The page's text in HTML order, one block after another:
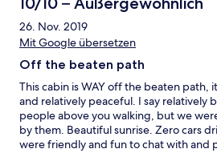
26. Nov. 2019
Mit Google übersetzen
Off the beaten path
This cabin is WAY off the beaten path,
and relatively peaceful. I say relatively
people above you walking, but we
by them. Beautiful sunrise. Zero cars
were friendly and fun to chat with and